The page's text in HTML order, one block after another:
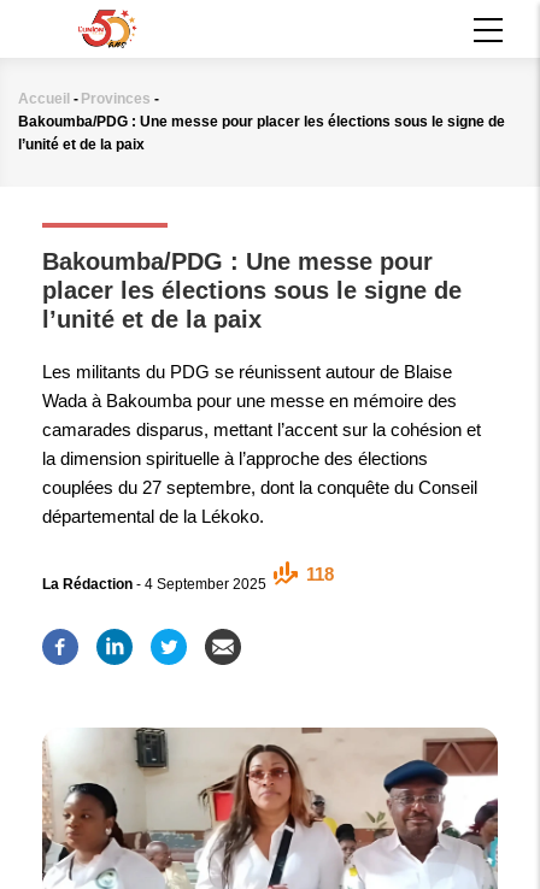
principal
Fil
d'Ariane
Accueil - Provinces -
Bakoumba/PDG : Une messe pour placer les élections sous le signe de
l’unité et de la paix
Bakoumba/PDG : Une messe pour
placer les élections sous le signe de
l’unité et de la paix
Les militants du PDG se réunissent autour de Blaise
Wada à Bakoumba pour une messe en mémoire des
camarades disparus, mettant l’accent sur la cohésion et
la dimension spirituelle à l’approche des élections
couplées du 27 septembre, dont la conquête du Conseil
départemental de la Lékoko.
La Rédaction - 4 September 2025
118